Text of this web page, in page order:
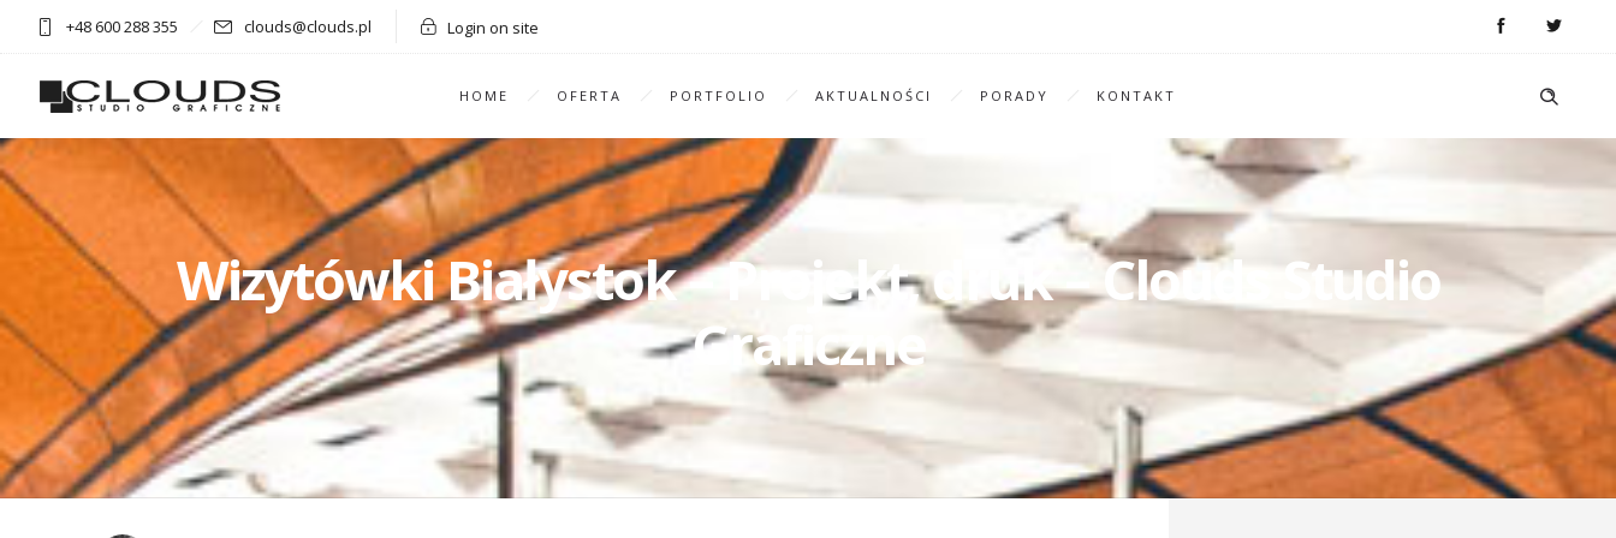
+48 600 288 355 clouds@clouds.pl Login on site
HOME OFERTA PORTFOLIO AKTUALNOŚCI PORADY KONTAKT
Wizytówki Białystok – Projekt, druk – Clouds Studio
Graficzne